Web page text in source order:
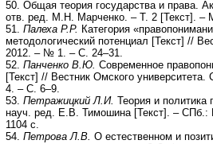
50. Общая теория государства и права.
отв. ред. М.Н. Марченко. – Т. 2 [Текст]. –
51. Палеха Р.Р. Категория
методологический потенциал [Текст] //
2012. – № 1. – С. 24–31.
52. Панченко В.Ю. Современное
[Текст] // Вестник Омского
4. – С. 6–9.
53. Петражицкий Л.И. Теория и
науч. ред. Е.В. Тимошина [Текст]. – СПб.:
1104 с.
54. Петрова Л.В. О естественном и